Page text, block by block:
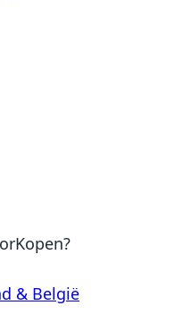
& België